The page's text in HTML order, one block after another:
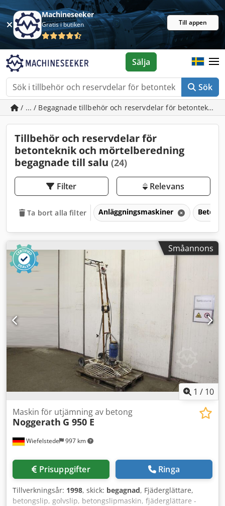
Machineseeker
Gratis i butiken Till appen
Sök
Sälja
/ ... / Begagnade tillbehör och reservdelar för betonteknik
Tillbehör och reservdelar för
betonteknik och mörtelberedning
begagnade till salu (24)
Filter Relevans
Ta bort alla filter Anläggningsmaskiner
Småannons
1 / 10
Wiefelstede 997 km
Maskin för utjämning av betong
Noggerath G 950 E
Prisuppgifter Ringa
Tillverkningsår: 1998, skick: begagnad, Fjäderglättare,
betongslip, golvslip, betongslipmaskin, fjäderglättare -